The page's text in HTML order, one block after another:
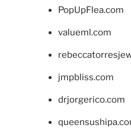
PopUpFlea.com
valueml.com
jmpbliss.com
drjorgerico.com